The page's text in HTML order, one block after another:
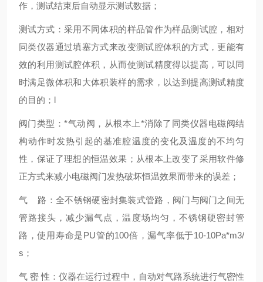
作，测试结束后自动显示测试数据；
测试方式：采用不同体积的样品管作为样品测试腔，相对
同类仪器通过填塞方式来改变测试腔体积的方式，更能有
效的利用测试腔体积，从而使测试精度得以提高，可以同
时满足微体积和大体积装样的需求，以达到提高测试精度
的目的；l
阀门类型：*气动阀，从根本上*消除了同类仪器电磁阀结
构动作时发热引起的基准腔温度的变化及温度的不均匀
性，保证了理想的恒温效果；从根本上改变了采用软件修
正方式来减小电磁阀门发热破坏恒温效果而带来的误差；
气 路：全不锈钢硬密封集装式管路，阀门与阀门之间无
管路接头，减少漏气点，温度场均匀，不锈钢硬密封管
路，使用寿命是PU管的100倍，漏气率低于10-10Pa*m3/
s；
气 密 性：仪器在运行过程中，自动对气路系统进行气密性